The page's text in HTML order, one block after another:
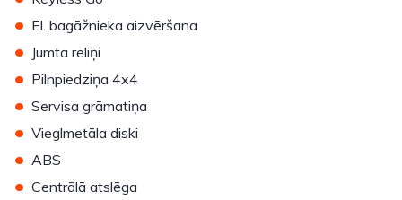
• El. bagāžnieka aizvēršana
• Jumta reliņi
• Pilnpiedziņa 4x4
• Servisa grāmatiņa
• Vieglmetāla diski
• ABS
• Centrālā atslēga